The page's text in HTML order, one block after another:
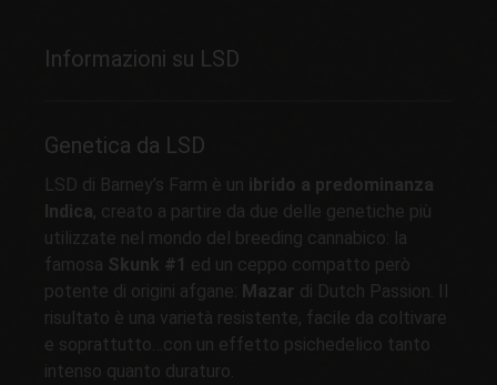
Informazioni su LSD
Genetica da LSD
LSD di Barney’s Farm è un ibrido a predominanza
Indica, creato a partire da due delle genetiche più
utilizzate nel mondo del breeding cannabico: la
famosa Skunk #1 ed un ceppo compatto però
potente di origini afgane: Mazar di Dutch Passion. Il
risultato è una varietà resistente, facile da coltivare
e soprattutto…con un effetto psichedelico tanto
intenso quanto duraturo.